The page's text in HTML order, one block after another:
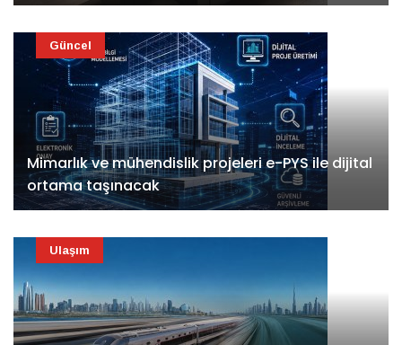
Mimarlık ve mühendislik projeleri e-PYS ile dijital
ortama taşınacak
Güncel
Ulaşım